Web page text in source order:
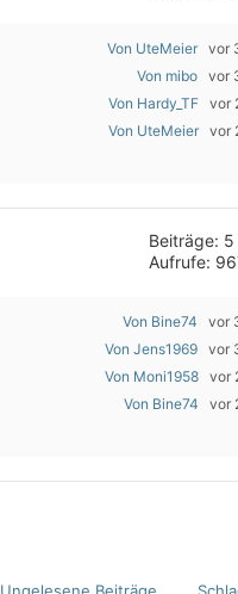
Von UteMeier vor
Von mibo vor
Von Hardy_TF vor
Von UteMeier vor
Beiträge: 5
Aufrufe:
Von Bine74 vor
Von Jens1969 vor
Von Moni1958 vor
Von Bine74 vor